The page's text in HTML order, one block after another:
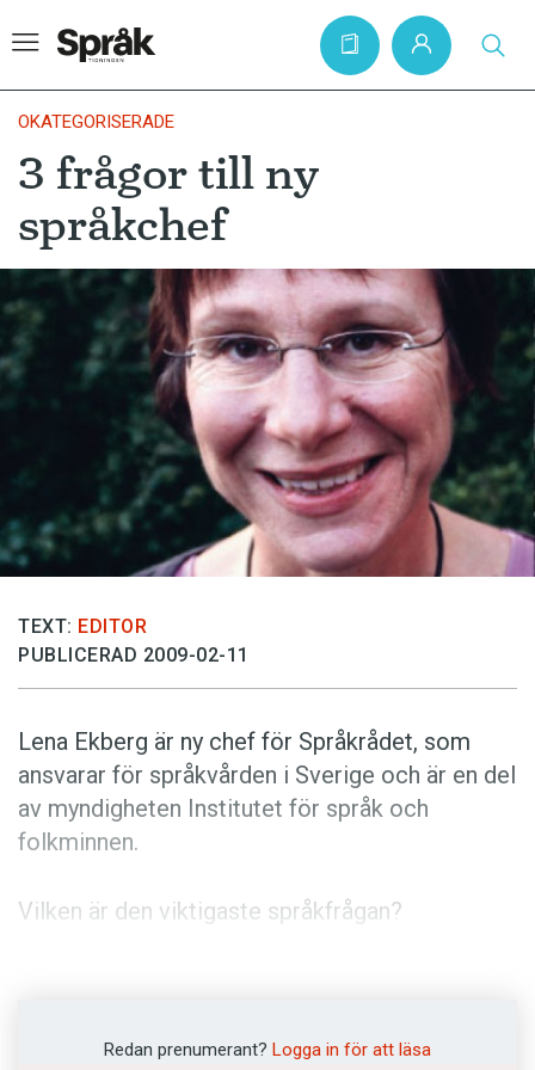
Hem
Artiklar
Krönikor
Språkfrågor
Skrivtips
Bokrecensioner
Podden
Anmäl till språkpolisen
Annonsera
Press
OKATEGORISERADE
3 frågor till ny
språkchef
TEXT: EDITOR
PUBLICERAD 2009-02-11
Lena Ekberg är ny chef för Språkrådet, som
ansvarar för språkvården i Sverige och är en del
av myndigheten Institutet för språk och
folkminnen.
Vilken är den viktigaste språkfrågan?
allsidigt språk måste vi använda den - och
Redan prenumerant? Logga in för att läsa